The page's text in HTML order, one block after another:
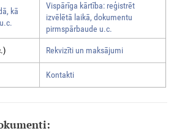
kā
Vispārīga kārtība: reģistrēt
izvēlētā laikā, dokumentu
pirmspārbaude u.c.
Rekvizīti un maksājumi
Kontakti